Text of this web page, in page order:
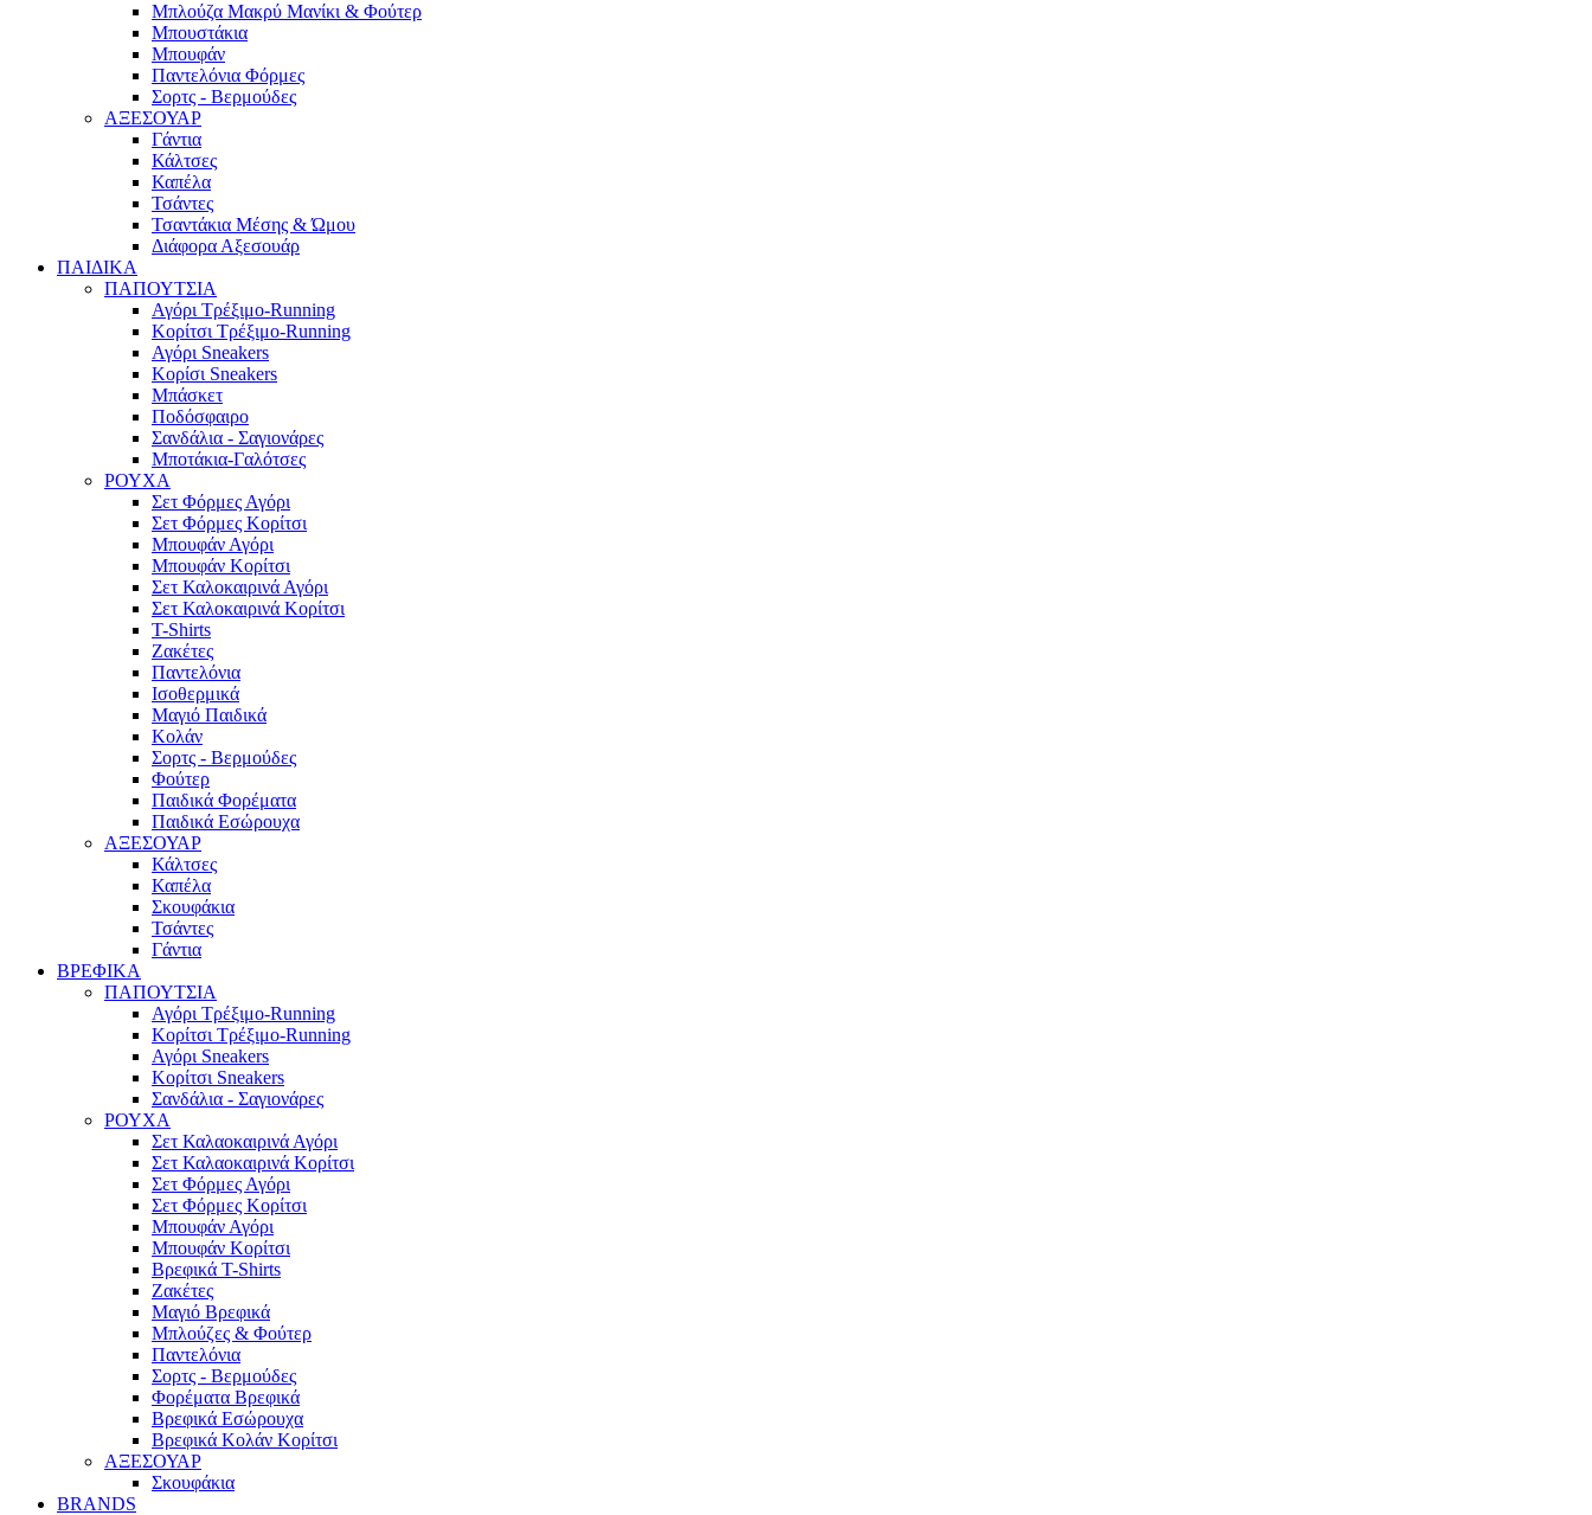
Μπλούζα Μακρύ Μανίκι & Φούτερ
Μπουστάκια
Μπουφάν
Παντελόνια Φόρμες
Σορτς - Βερμούδες
ΑΞΕΣΟΥΑΡ
Γάντια
Κάλτσες
Καπέλα
Τσάντες
Τσαντάκια Μέσης & Ώμου
Διάφορα Αξεσουάρ
ΠΑΙΔΙΚΑ
ΠΑΠΟΥΤΣΙΑ
Αγόρι Τρέξιμο-Running
Κορίτσι Τρέξιμο-Running
Αγόρι Sneakers
Κορίσι Sneakers
Μπάσκετ
Ποδόσφαιρο
Σανδάλια - Σαγιονάρες
Μποτάκια-Γαλότσες
ΡΟΥΧΑ
Σετ Φόρμες Αγόρι
Σετ Φόρμες Κορίτσι
Μπουφάν Αγόρι
Μπουφάν Κορίτσι
Σετ Καλοκαιρινά Αγόρι
Σετ Καλοκαιρινά Κορίτσι
T-Shirts
Ζακέτες
Παντελόνια
Ισοθερμικά
Μαγιό Παιδικά
Κολάν
Σορτς - Βερμούδες
Φούτερ
Παιδικά Φορέματα
Παιδικά Εσώρουχα
ΑΞΕΣΟΥΑΡ
Κάλτσες
Καπέλα
Σκουφάκια
Τσάντες
Γάντια
ΒΡΕΦΙΚΑ
ΠΑΠΟΥΤΣΙΑ
Αγόρι Τρέξιμο-Running
Κορίτσι Τρέξιμο-Running
Αγόρι Sneakers
Κορίτσι Sneakers
Σανδάλια - Σαγιονάρες
ΡΟΥΧΑ
Σετ Καλαοκαιρινά Αγόρι
Σετ Καλαοκαιρινά Κορίτσι
Σετ Φόρμες Αγόρι
Σετ Φόρμες Κορίτσι
Mπουφάν Αγόρι
Mπουφάν Κορίτσι
Βρεφικά T-Shirts
Ζακέτες
Μαγιό Βρεφικά
Mπλούζες & Φούτερ
Παντελόνια
Σορτς - Βερμούδες
Φορέματα Βρεφικά
Βρεφικά Εσώρουχα
Βρεφικά Κολάν Κορίτσι
ΑΞΕΣΟΥΑΡ
Σκουφάκια
BRANDS